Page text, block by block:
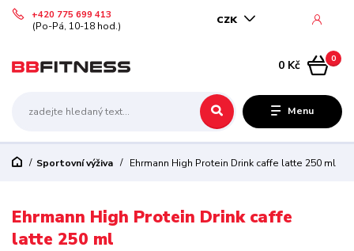
Menu
CZK
+420 775 699 413
(Po-Pá, 10-18 hod.)
0
0 Kč
Sportovní výživa Ehrmann High Protein Drink caffe latte 250 ml
Ehrmann High Protein Drink caffe
latte 250 ml